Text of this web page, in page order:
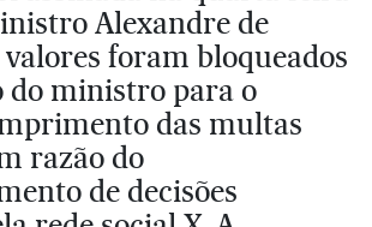
Alexandre de
valores foram bloqueados
do ministro para o
das multas
razão do
de decisões